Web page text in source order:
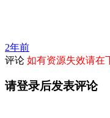
2年前
评论 如有资源失效请在
请登录后发表评论